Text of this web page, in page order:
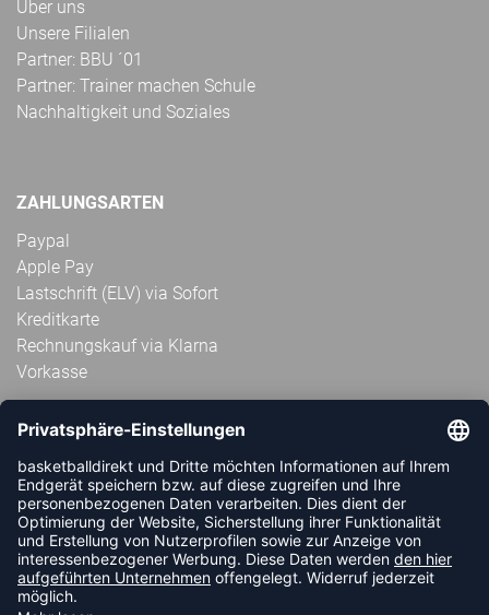
Über uns
Unsere Filialen
Partner: BBU ´01
Partner: Trainer machen Schule
Nachhaltigkeit und Soziales
ZAHLUNGSARTEN
Paypal
Apple Pay
Lastschrift (ELV) via Sofort
Kreditkarte
Rechnungskauf via Klarna
Vorkasse
ABONNIERE JETZT DEN KOSTENLOSEN
HANDBALLDIREKT-NEWSLETTER UND VERPASSE KEINE
NEUIGKEIT ODER AKTION MEHR.
JETZT ANMELDEN